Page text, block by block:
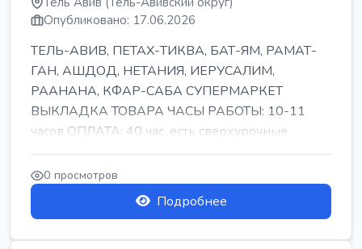
Опубликовано: 17.06.2026
ТЕЛЬ-АВИВ, ПЕТАХ-ТИКВА, БАТ-ЯМ, РАМАТ-
ГАН, АШДОД, НЕТАНИЯ, ИЕРУСАЛИМ,
РААНАНА, КФАР-САБА СУПЕРМАРКЕТ
ВЫКЛАДКА ТОВАРА ЧАСЫ РАБОТЫ: 10-11
часов ОПЛАТА: 40 час, есть сверхурочные
ПИТАНИЕ ЕСТЬ Для синих б...
0 просмотров
Подробнее